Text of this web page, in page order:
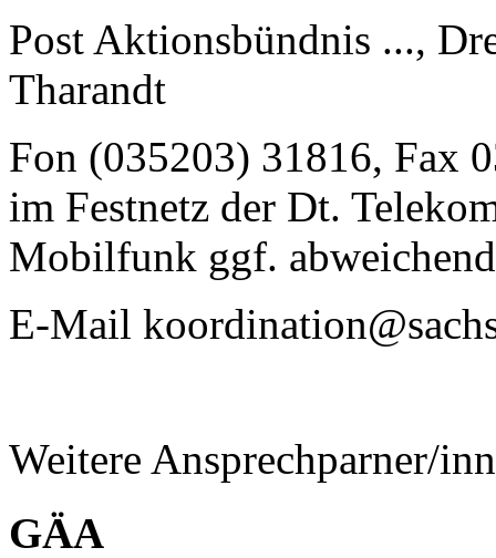
Post Aktionsbündnis ...,
Tharandt
Fon (035203) 31816, Fax
im Festnetz der Dt.
Mobilfunk ggf.
E-Mail
Weitere Ansprechparner/
GÄA